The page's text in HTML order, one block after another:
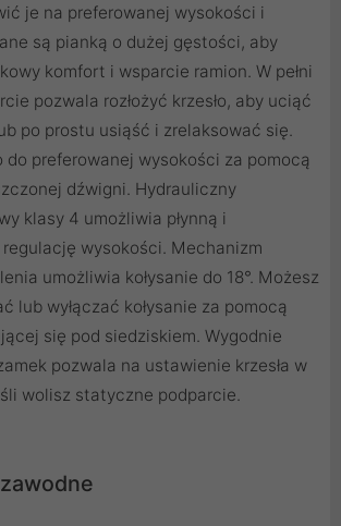
je na preferowanej wysokości i
są pianką o dużej gęstości, aby
komfort i wsparcie ramion. W pełni
pozwala rozłożyć krzesło, aby uciąć
po prostu usiąść i zrelaksować się.
do preferowanej wysokości za pomocą
dźwigni. Hydrauliczny
klasy 4 umożliwia płynną i
wysokości. Mechanizm
umożliwia kołysanie do 18°. Możesz
lub wyłączać kołysanie za pomocą
się pod siedziskiem. Wygodnie
pozwala na ustawienie krzesła w
wolisz statyczne podparcie.